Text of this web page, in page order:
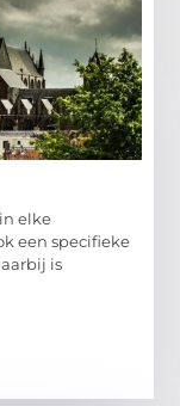
elke
een specifieke
is